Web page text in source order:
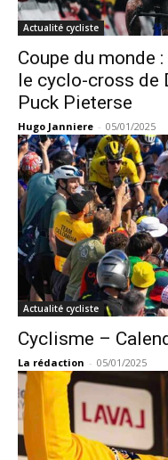
Actualité cycliste
Coupe du monde
le cyclo-cross de
Puck Pieterse
Hugo Janniere - 05/01/2025
Actualité cycliste
Cyclisme –
La rédaction - 05/01/2025